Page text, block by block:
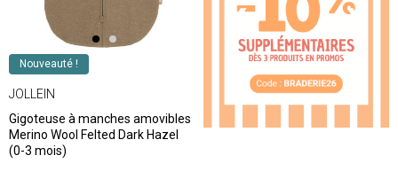
Nouveauté !
JOLLEIN
Gigoteuse à manches amovibles
Merino Wool Felted Dark Hazel
(0-3 mois)
❮ ❯